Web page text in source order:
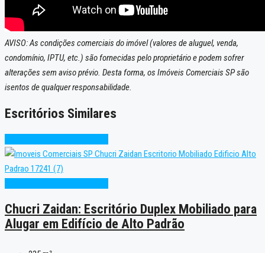
AVISO: As condições comerciais do imóvel (valores de aluguel, venda,
condomínio, IPTU, etc.) são fornecidas pelo proprietário e podem sofrer
alterações sem aviso prévio. Desta forma, os Imóveis Comerciais SP são
isentos de qualquer responsabilidade.
Escritórios Similares
Chucri Zaidan: Escritório Duplex Mobiliado para
Alugar em Edifício de Alto Padrão